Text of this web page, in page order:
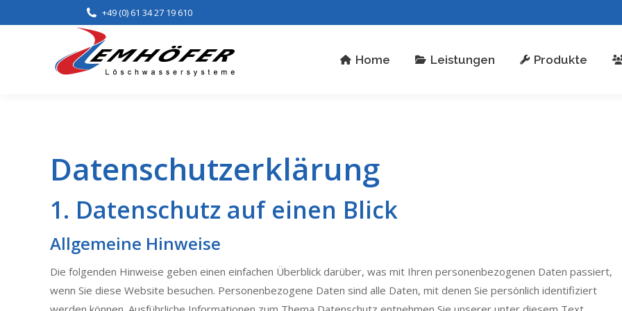
+49 (0) 61 34 27 19 610
Home Leistungen Produkte
Datenschutz­erklärung
1. Datenschutz auf einen Blick
Allgemeine Hinweise
Die folgenden Hinweise geben einen einfachen Überblick darüber, was mit Ihren personenbezogenen Daten passiert,
wenn Sie diese Website besuchen. Personenbezogene Daten sind alle Daten, mit denen Sie persönlich identifiziert
Home Leistungen Produkte Über uns Kontakt